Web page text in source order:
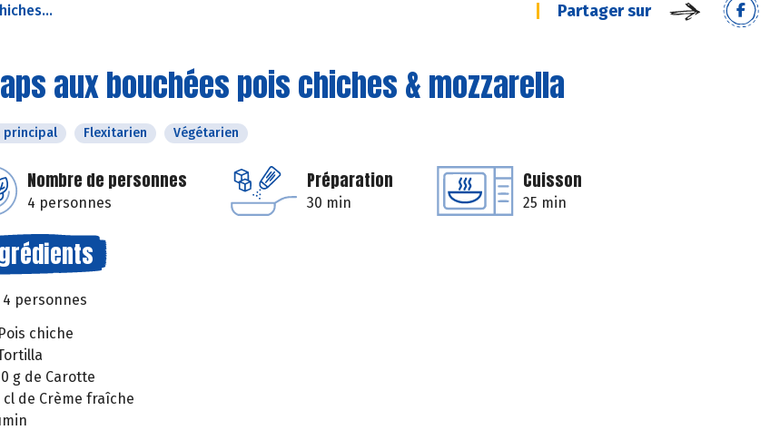
Partager sur
aux bouchées pois chiches & mozzarella
principal Flexitarien Végétarien
Nombre de personnes
4 personnes
Préparation
30 min
Cuisson
25 min
4 personnes
chiche
g de Carotte
cl de Crème fraîche